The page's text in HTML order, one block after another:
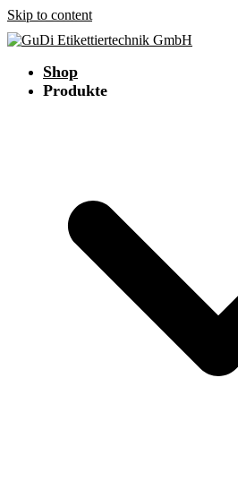
Skip to content
Shop
Produkte